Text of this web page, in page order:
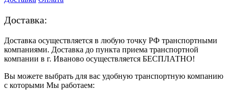
Доставка:
Доставка осуществляется в любую точку РФ транспортными
компаниями. Доставка до пункта приема транспортной
компании в г. Иваново осуществляется БЕСПЛАТНО!
Вы можете выбрать для вас удобную транспортную компанию
с которыми Мы работаем: